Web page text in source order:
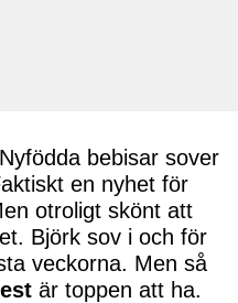
bebisar sover
en nyhet för
otroligt skönt att
Björk sov i och för
veckorna. Men så
är toppen att ha.